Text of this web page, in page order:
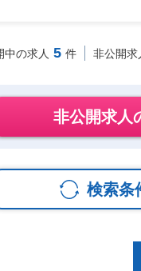
中の求人 5 件 非公開求
非公開求人
検索条